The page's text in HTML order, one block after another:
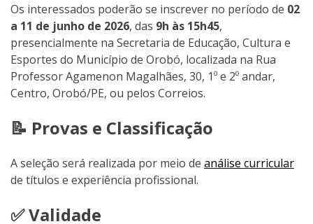
Os interessados poderão se inscrever no período de 02
a 11 de junho de 2026, das 9h às 15h45,
presencialmente na Secretaria de Educação, Cultura e
Esportes do Município de Orobó, localizada na Rua
Professor Agamenon Magalhães, 30, 1º e 2º andar,
Centro, Orobó/PE, ou pelos Correios.
📝 Provas e Classificação
A seleção será realizada por meio de análise curricular
de títulos e experiência profissional.
✅ Validade